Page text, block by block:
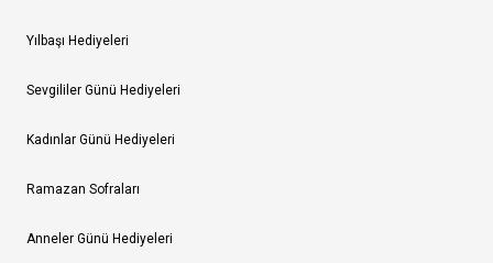
Yılbaşı Hediyeleri
Sevgililer Günü Hediyeleri
Kadınlar Günü Hediyeleri
Ramazan Sofraları
Anneler Günü Hediyeleri